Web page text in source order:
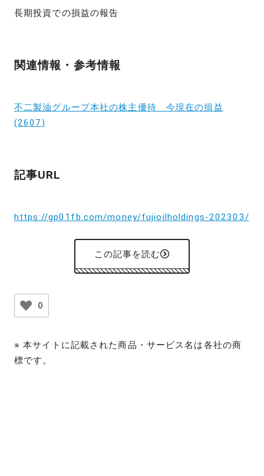
長期投資での損益の報告
関連情報・参考情報
不二製油グループ本社の株主優待 今現在の損益
(2607)
記事URL
https://gp01fb.com/money/fujioilholdings-202303/
この記事を読む
0
※ 本サイトに記載された商品・サービス名は各社の商
標です。